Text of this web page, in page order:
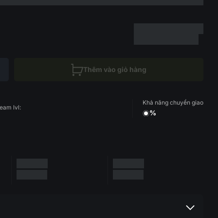
Thêm vào giỏ hàng
lvl:
Khả năng chuyển giao
%